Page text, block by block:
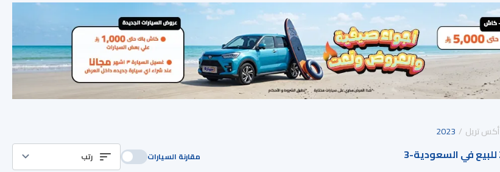
أكس تريل 2023
-
3 مقارنة السيارات رتب